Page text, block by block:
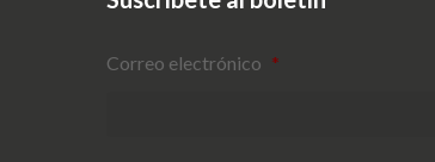
Correo electrónico *